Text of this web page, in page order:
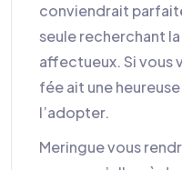
conviendrait
seule recherchant
affectueux. Si vous
fée ait une heureuse
l’adopter.
Meringue vous